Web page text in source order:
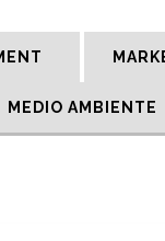
MEDIO AMBIENTE